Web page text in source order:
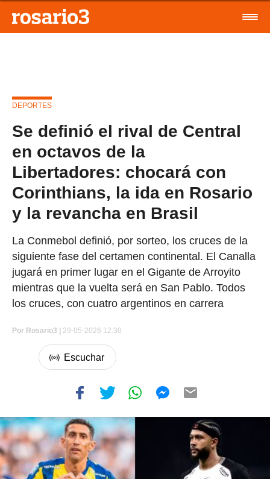
DEPORTES
Se definió el rival de Central
en octavos de la
Libertadores: chocará con
Corinthians, la ida en Rosario
y la revancha en Brasil
La Conmebol definió, por sorteo, los cruces de la
siguiente fase del certamen continental. El Canalla
jugará en primer lugar en el Gigante de Arroyito
mientras que la vuelta será en San Pablo. Todos
los cruces, con cuatro argentinos en carrera
Por Rosario3 | 29-05-2026 12:30